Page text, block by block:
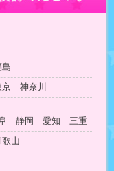
神奈川
静岡 愛知 三重
山